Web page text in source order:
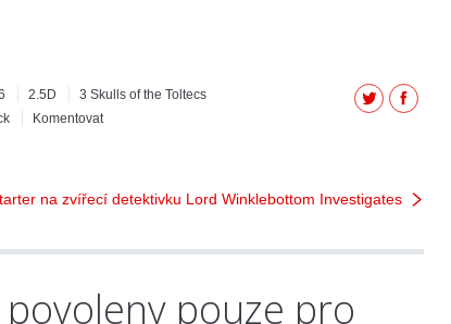
2.5D
3 Skulls of the Toltecs
Komentovat
Facebook
Twitter
na zvířecí detektivku Lord Winklebottom Investigates
pouze pro